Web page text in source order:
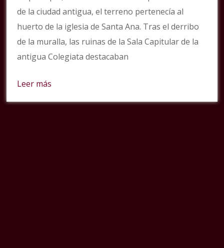
de la ciudad antigua, el terreno pertenecía al
huerto de la iglesia de Santa Ana. Tras el derribo
de la muralla, las ruinas de la Sala Capitular de la
antigua Colegiata destacaban
Leer más